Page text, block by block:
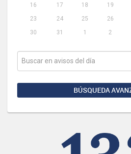
16
17 18 19
23
24 25 26
30
31 1 2
BÚSQUEDA